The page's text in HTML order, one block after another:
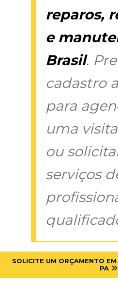
reparos,
e
Brasil.
cadastro
para
uma
ou
serviços
SOLICITE UM ORÇAMENTO
PA